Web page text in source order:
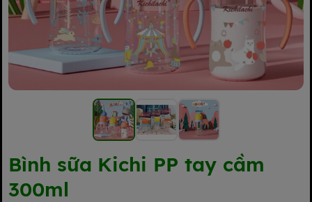
Bình sữa Kichi PP tay cầm
300ml